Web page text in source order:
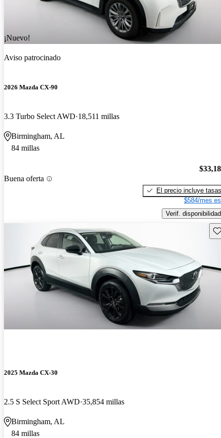
¡Nuevo!
Aviso patrocinado
2026 Mazda CX-90
3.3 Turbo Select AWD 18,511 millas
Birmingham, AL
84 millas
Buena oferta
El precio incluye tasas
$584/mes
Verif. disponibilidad
2025 Mazda CX-30
2.5 S Select Sport AWD 35,854 millas
Birmingham, AL
84 millas